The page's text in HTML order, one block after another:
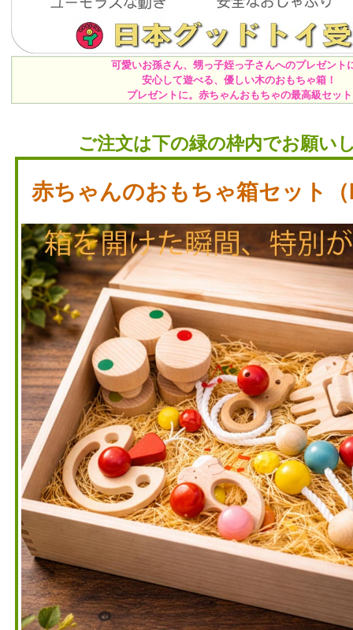
可愛いお孫さん、甥っ子姪っ子さんへのプレゼント
安心して遊べる、優しい木のおもちゃ箱！
プレゼントに。赤ちゃんおもちゃの最高級セット
ご注文は下の緑の枠内でお願い
赤ちゃんのおもちゃ箱セット